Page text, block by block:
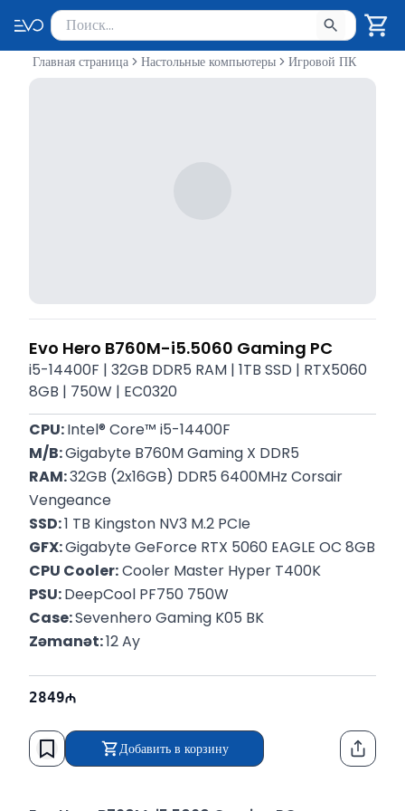
Поиск товаров
Введите минимум 2 символа для поиска. Нажмите Enter
Главная страница Настольные компьютеры Игровой ПК
Evo Hero B760M-i5.5060 Gaming PC
i5-14400F | 32GB DDR5 RAM | 1TB SSD | RTX5060
8GB | 750W | EC0320
CPU: Intel® Core™ i5-14400F
M/B: Gigabyte B760M Gaming X DDR5
RAM: 32GB (2x16GB) DDR5 6400MHz Corsair
Vengeance
SSD: 1 TB Kingston NV3 M.2 PCIe
GFX: Gigabyte GeForce RTX 5060 EAGLE OC 8GB
CPU Cooler: Cooler Master Hyper T400K
PSU: DeepCool PF750 750W
Case: Sevenhero Gaming K05 BK
Zəmanət: 12 Ay
2849
Добавить в корзину